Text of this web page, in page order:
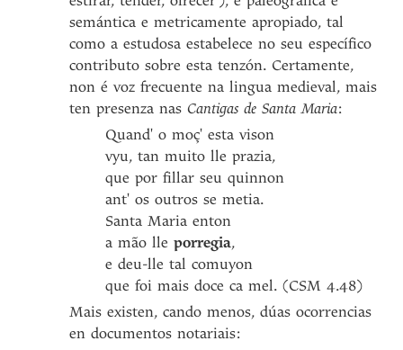
semántica e metricamente apropiado, tal
como a estudosa estabelece no seu específico
contributo sobre esta tenzón. Certamente,
non é voz frecuente na lingua medieval, mais
ten presenza nasCantigas de Santa Maria:
Quand' o moç' esta vison
vyu, tan muito lle prazia,
que por fillar seu quinnon
ant' os outros se metia.
Santa Maria enton
a mão lleporregia,
e deu-lle tal comuyon
que foi mais doce ca mel. (CSM 4.48)
Mais existen, cando menos, dúas ocorrencias
en documentos notariais: